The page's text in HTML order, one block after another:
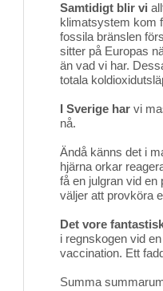
Samtidigt blir vi
klimatsystem kom
fossila bränslen
sitter på Europas
än vad vi har.
totala
I Sverige har vi
nå.
Ändå känns det i
hjärna orkar
få en julgran vid
väljer att provköra
Det vore
i regnskogen vid
vaccination. Ett
Summa